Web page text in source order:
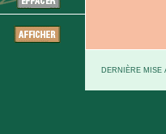
DERNIÈRE MISE